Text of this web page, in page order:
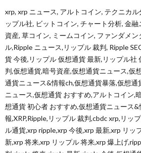
xrp, xrp ニュース, アルトコイン, テクニカル
ップル社, ビットコイン, チャート分析, 金
資産, 草コイン, ミームコイン, ファンダメ
ル,Ripple ニュース,リップル 裁判, Ripple
貨 今後,リップル 仮想通貨 最新,リップル社
判,仮想通貨,暗号資産,仮想通貨ニュース,仮
通貨ニュース&情報ch,仮想通貨暴落,仮想
ニュース,仮想通貨 おすすめ,アルトコイン,
想通貨 初心者 おすすめ,仮想通貨ニュース
報,XRP,Ripple,リップル 裁判,cbdc xrp,リッ
ル通貨,xrp ripple,xrp 今後,xrp 最新,xrp リッ
新,xrp 将来,xrp リップル 将来,xrp 爆上げ